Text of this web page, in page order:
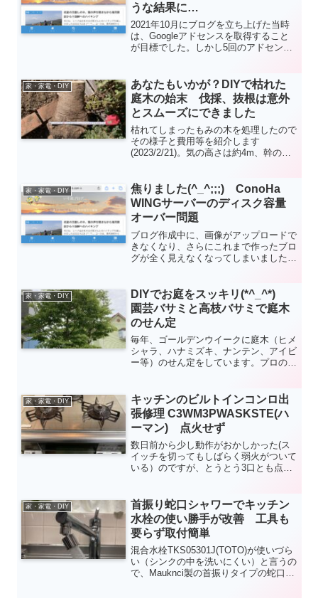
うな結果に…
2021年10月にブログを立ち上げた当時
は、Googleアドセンスを取得すること
が目標でした。しかし5回のアドセンス
期待していなかった"AdSense 広告を配
信する準備ができました"というメール
を受け取り困惑してしまいました。
家・家電・DIY
あなたもいかが？DIYで枯れた
庭木の始末 伐採、抜根は意外
とスムーズにできました
枯れてしまったもみの木を処理したので
その様子と費用等を紹介します
(2023/2/21)。気の高さは約4m、幹の直
た。葉が枯れ落ちてから1年以上そのま
ま放置していたためか、割と簡単にでき
ました。
家・家電・DIY
焦りました(^_^;;;) ConoHa
WINGサーバーのディスク容量
オーバー問題
ブログ作成中に、画像がアップロードで
きなくなり、さらにこれまで作ったブロ
グが全く見えなくなってしまいました。
ConoHaに問い合わせ後、なんとかファ
イルマネージャーで写真を削除してみた
ところ復活しました。
家・家電・DIY
DIYでお庭をスッキリ(*^_^*)
園芸バサミと高枝バサミで庭木
のせん定
毎年、ゴールデンウイークに庭木（ヒメ
シャラ、ハナミズキ、ナンテン、アイビ
ー等）のせん定をしています。プロのよ
枝や重なった枝を切る、木の内側の枝葉
を取るという単純なせん定方法ですが、
毎年これで自己満足しています(^_^;;)。
家・家電・DIY
キッチンのビルトインコンロ出
張修理 C3WM3PWASKSTE(ハ
ーマン) 点火せず
数日前から少し動作がおかしかった(ス
イッチを切ってもしばらく弱火がついて
いる）のですが、とうとう3口とも点火
てしまいます。メーカーの修理センター
(元ハーマン、現在はノーリツ)に電話
し、出張修理してもらいましたのでその
様子を紹介します(2023/2/4)。
家・家電・DIY
首振り蛇口シャワーでキッチン
水栓の使い勝手が改善 工具も
要らず取付簡単
混合水栓TKS05301J(TOTO)が使いづら
い（シンクの中を洗いにくい）と言うの
で、Mauknci製の首振りタイプの蛇口シ